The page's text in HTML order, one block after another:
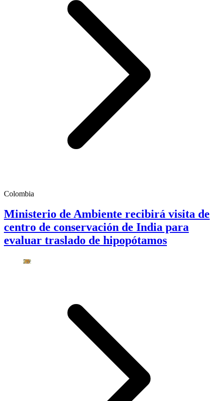
Colombia
Ministerio de Ambiente recibirá visita de
centro de conservación de India para
evaluar traslado de hipopótamos